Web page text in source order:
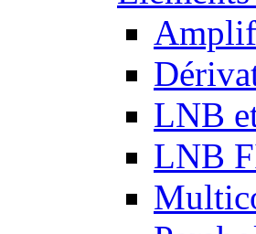
LNB
LNB